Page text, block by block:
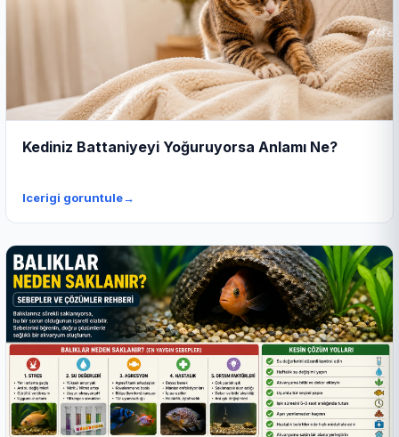
Kediniz Battaniyeyi Yoğuruyorsa Anlamı Ne?
Icerigi goruntule→